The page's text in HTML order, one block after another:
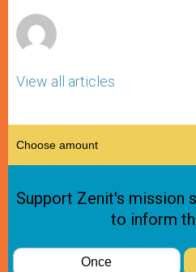
View all articles